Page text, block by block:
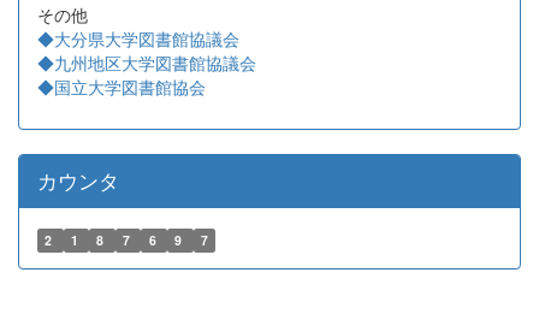
その他
◆大分県大学図書館協議会
◆九州地区大学図書館協議会
◆国立大学図書館協会
カウンタ
2 1 8 7 6 9 7